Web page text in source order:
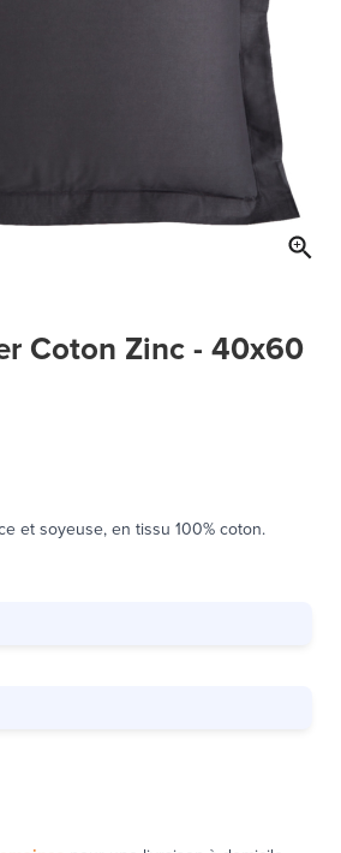
Coton Zinc - 40x60
et soyeuse, en tissu 100% coton.